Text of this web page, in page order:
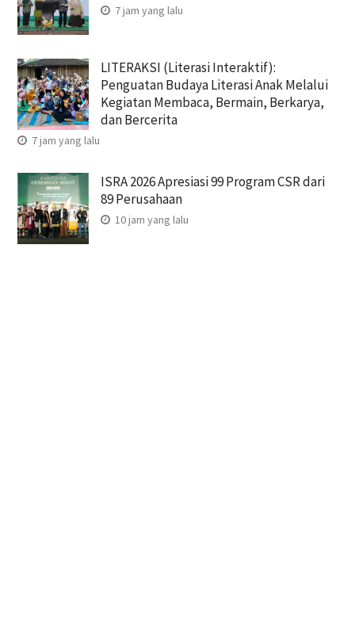
7 jam yang lalu
LITERAKSI (Literasi Interaktif):
Penguatan Budaya Literasi Anak Melalui
Kegiatan Membaca, Bermain, Berkarya,
dan Bercerita
7 jam yang lalu
ISRA 2026 Apresiasi 99 Program CSR dari
89 Perusahaan
10 jam yang lalu